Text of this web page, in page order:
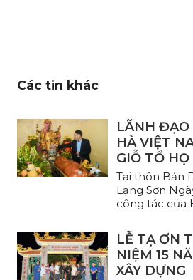
Các tin khác
LÃNH
HÀ VIỆT
GIỖ TỔ
Tại thôn Bản
Lạng Sơn Ngày 08/12/2025, Đoàn
công tác của
LỄ TẠ ƠN
NIỆM 15
XÂY DỰNG